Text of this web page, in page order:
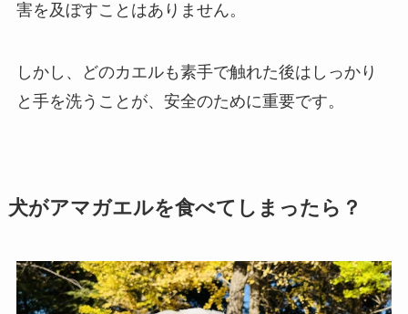
害を及ぼすことはありません。
しかし、どのカエルも素手で触れた後はしっかり
と手を洗うことが、安全のために重要です。
犬がアマガエルを食べてしまったら？